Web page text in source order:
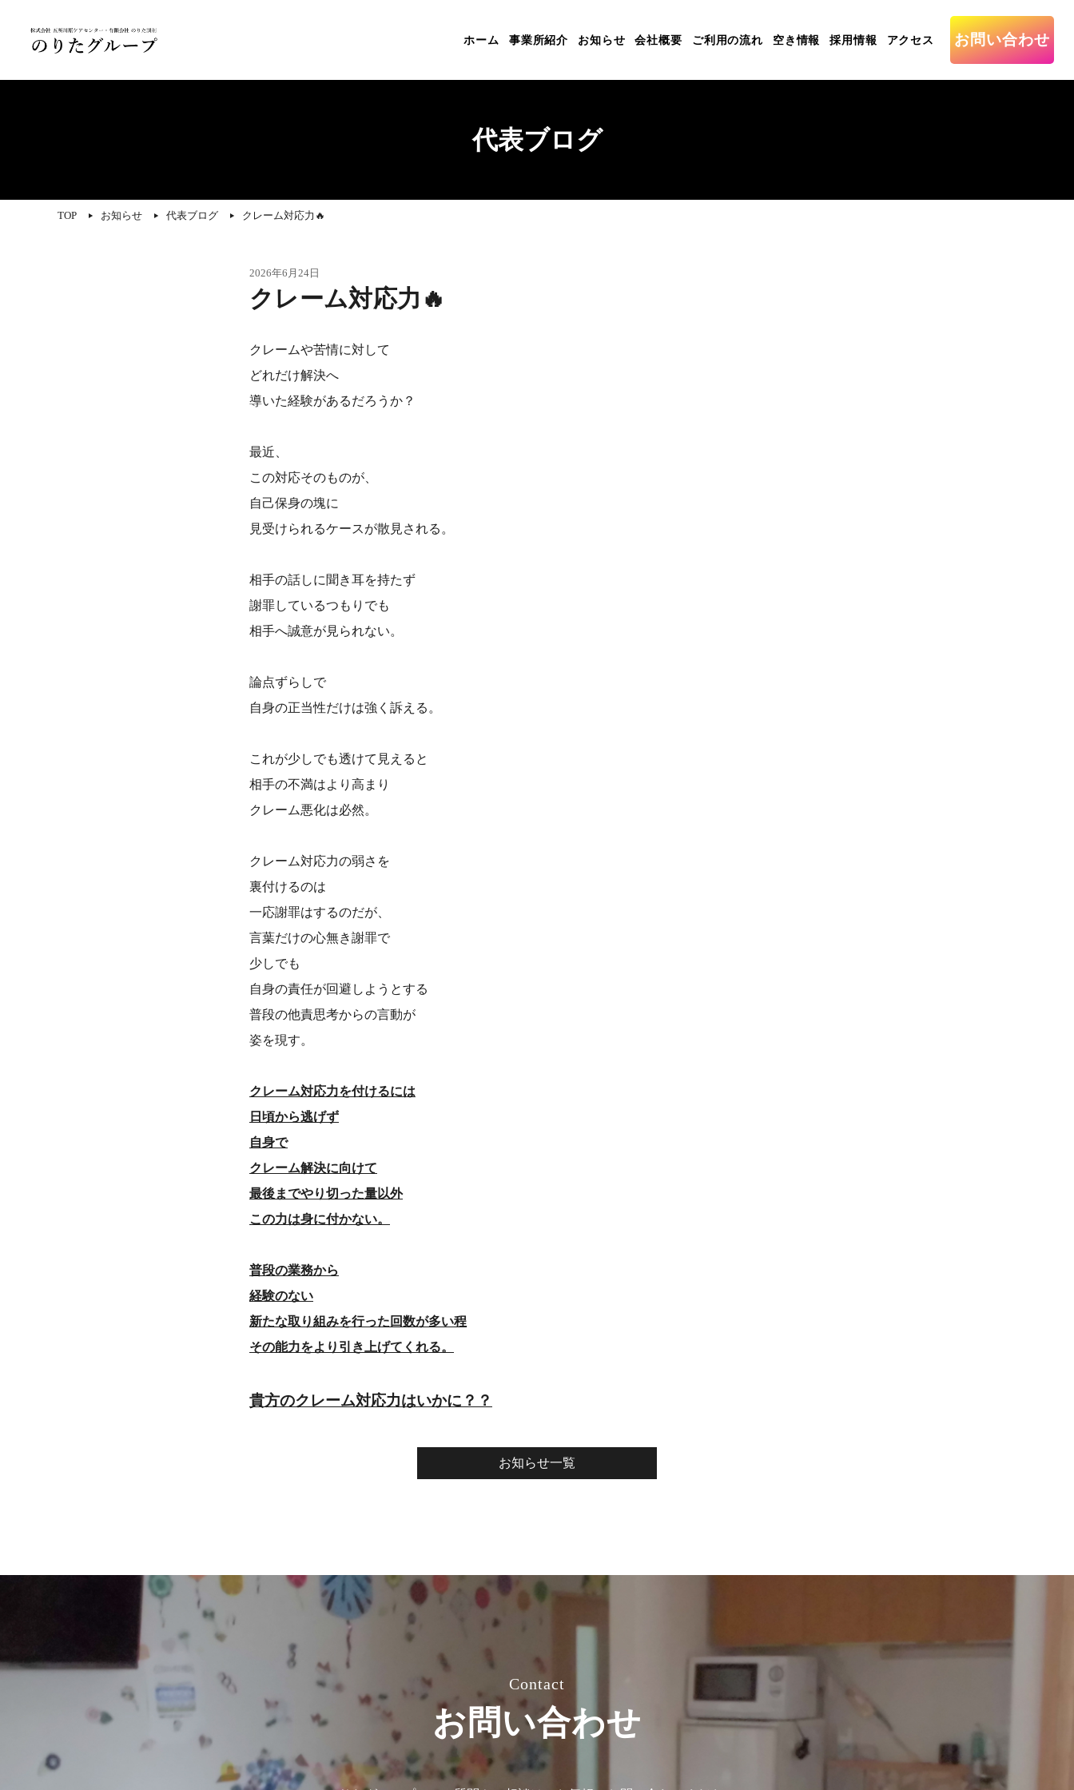
ホーム 事業所紹介 お知らせ 会社概要 ご利用の流れ 空き情報 採用情報 アクセス お問い合わせ
代表ブログ
TOP お知らせ 代表ブログ クレーム対応力🔥
2026年6月24日
クレーム対応力🔥
クレームや苦情に対して
どれだけ解決へ
導いた経験があるだろうか？
最近、
この対応そのものが、
自己保身の塊に
見受けられるケースが散見される。
相手の話しに聞き耳を持たず
謝罪しているつもりでも
相手へ誠意が見られない。
論点ずらしで
自身の正当性だけは強く訴える。
これが少しでも透けて見えると
相手の不満はより高まり
クレーム悪化は必然。
クレーム対応力の弱さを
裏付けるのは
一応謝罪はするのだが、
言葉だけの心無き謝罪で
少しでも
自身の責任が回避しようとする
普段の他責思考からの言動が
姿を現す。
クレーム対応力を付けるには
日頃から逃げず
自身で
クレーム解決に向けて
最後までやり切った量以外
この力は身に付かない。
普段の業務から
経験のない
新たな取り組みを行った回数が多い程
その能力をより引き上げてくれる。
貴方のクレーム対応力はいかに？？
お知らせ一覧
Contact
お問い合わせ